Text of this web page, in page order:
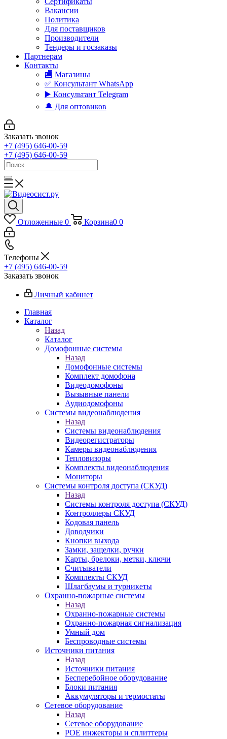
Вакансии
Политика
Для поставщиков
Производители
Тендеры и госзаказы
Партнерам
Контакты
🏬 Магазины
✅️ Консультант WhatsApp
▶️ Консультант Telegram
🔔 Для оптовиков
Заказать звонок
+7 (495) 646-00-59
+7 (495) 646-00-59
Отложенные 0 Корзина0 0
Телефоны
+7 (495) 646-00-59
Заказать звонок
Личный кабинет
Главная
Каталог
Назад
Каталог
Домофонные системы
Назад
Домофонные системы
Комплект домофона
Видеодомофоны
Вызывные панели
Аудиодомофоны
Системы видеонаблюдения
Назад
Системы видеонаблюдения
Видеорегистраторы
Камеры видеонаблюдения
Тепловизоры
Комплекты видеонаблюдения
Мониторы
Системы контроля доступа (СКУД)
Назад
Системы контроля доступа (СКУД)
Контроллеры СКУД
Кодовая панель
Доводчики
Кнопки выхода
Замки, защелки, ручки
Карты, брелоки, метки, ключи
Считыватели
Комплекты СКУД
Шлагбаумы и турникеты
Охранно-пожарные системы
Назад
Охранно-пожарные системы
Охранно-пожарная сигнализация
Умный дом
Беспроводные системы
Источники питания
Назад
Источники питания
Бесперебойное оборудование
Блоки питания
Аккумуляторы и термостаты
Сетевое оборудование
Назад
Сетевое оборудование
POE инжекторы и сплиттеры